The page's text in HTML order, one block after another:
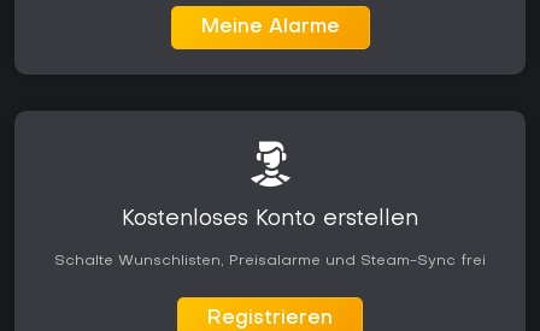
Meine Alarme
Kostenloses Konto erstellen
Schalte Wunschlisten, Preisalarme und Steam-Sync frei
Registrieren